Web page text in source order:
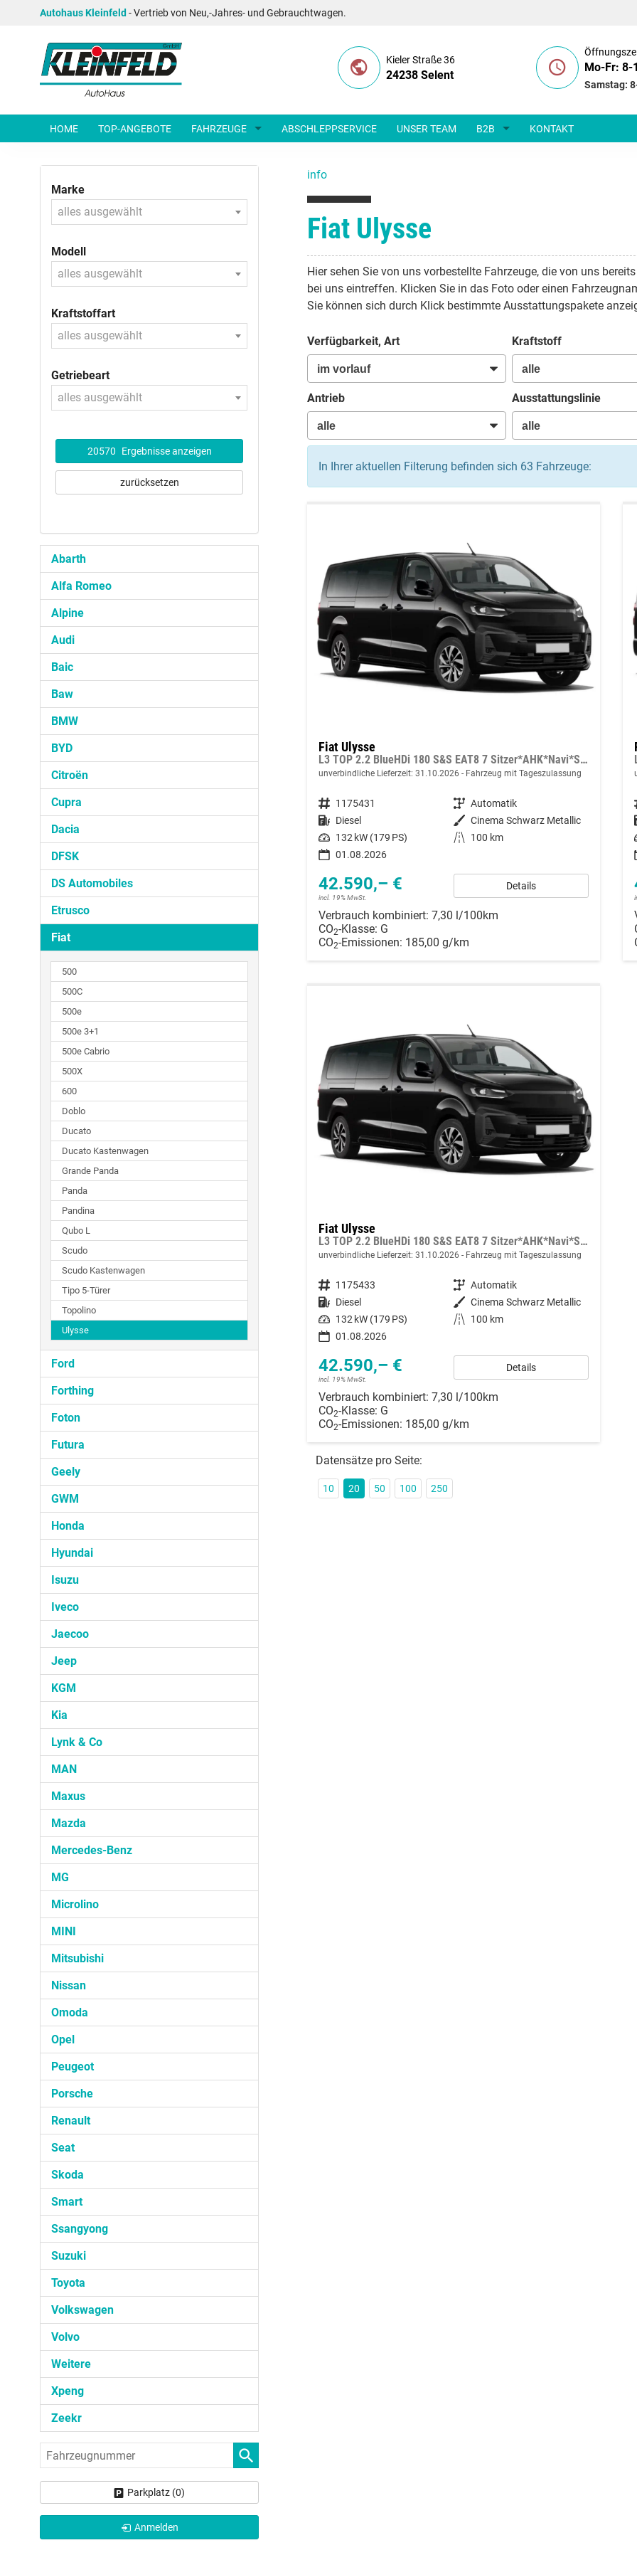
Autohaus Kleinfeld - Vertrieb von Neu,-Jahres- und Gebrauchtwagen.
Kieler Straße 36
24238 Selent
Mo-Fr: 8-
Samstag:
HOME TOP-ANGEBOTE FAHRZEUGE ABSCHLEPPSERVICE UNSER TEAM B2B KONTAKT
info
Fiat Ulysse
Hier sehen Sie von uns vorbestellte Fahrzeuge, die von uns
bei uns eintreffen. Klicken Sie in das Foto oder einen
Sie können sich durch Klick bestimmte Ausstattungspakete
Verfügbarkeit, Art Kraftstoff
Antrieb Ausstattungslinie
In Ihrer aktuellen Filterung befinden sich 63 Fahrzeuge:
Fiat Ulysse
L3 TOP 2.2 BlueHDi 180 S&S EAT8 7 Sitzer*AHK*Navi*SHZ*Kamera*Keyless*Klimaauto*ACC
unverbindliche Lieferzeit: 31.10.2026 Fahrzeug mit Tageszulassung
Fahrzeugnummer 1175431 Getriebe Automatik
Kraftstoff Diesel Außenfarbe Cinema Schwarz Metallic
Leistung 132 kW (179 PS) Kilometerstand
100 km
01.08.2026
42.590,– €
incl. 19% MwSt.
Details
Verbrauch kombiniert: 7,30 l/100km
CO2-Klasse: G
CO2-Emissionen: 185,00 g/km
Fiat Ulysse
L3 TOP 2.2 BlueHDi 180 S&S EAT8 7 Sitzer*AHK*Navi*SHZ*Kamera*Keyless*Klimaauto*ACC
unverbindliche Lieferzeit: 31.10.2026 Fahrzeug mit Tageszulassung
Fahrzeugnummer 1175433 Getriebe Automatik
Kraftstoff Diesel Außenfarbe Cinema Schwarz Metallic
Leistung 132 kW (179 PS) Kilometerstand
100 km
01.08.2026
42.590,– €
incl. 19% MwSt.
Details
Verbrauch kombiniert: 7,30 l/100km
CO2-Klasse: G
CO2-Emissionen: 185,00 g/km
Datensätze pro Seite:
10 20 50 100 250
Marke
alles ausgewählt
Modell
alles ausgewählt
Kraftstoffart
alles ausgewählt
Getriebeart
alles ausgewählt
20570 Ergebnisse anzeigen
zurücksetzen
Abarth
Alfa Romeo
Alpine
Audi
Baic
Baw
BMW
BYD
Citroën
Cupra
Dacia
DFSK
DS Automobiles
Etrusco
Fiat
500
500C
500e
500e 3+1
500e Cabrio
500X
600
Doblo
Ducato
Ducato Kastenwagen
Grande Panda
Panda
Pandina
Qubo L
Scudo
Scudo Kastenwagen
Tipo 5-Türer
Topolino
Ulysse
Ford
Forthing
Foton
Futura
Geely
GWM
Honda
Hyundai
Isuzu
Iveco
Jaecoo
Jeep
KGM
Kia
Lynk & Co
MAN
Maxus
Mazda
Mercedes-Benz
MG
Microlino
MINI
Mitsubishi
Nissan
Omoda
Opel
Peugeot
Porsche
Renault
Seat
Skoda
Smart
Ssangyong
Suzuki
Toyota
Volkswagen
Volvo
Weitere
Xpeng
Zeekr
Fahrzeugnummer
Parkplatz (0)
Anmelden